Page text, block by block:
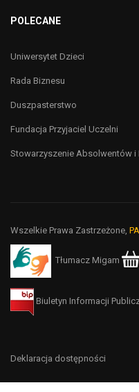
POLECANE
Uniwersytet Dzieci
Rada Biznesu
Duszpasterstwo
Fundacja Przyjaciel Uczelni
Stowarzyszenie Absolwentów i
Wszelkie Prawa Zastrzeżone,
Tłumacz Migam
Biuletyn Informacji
Deklaracja dostępności